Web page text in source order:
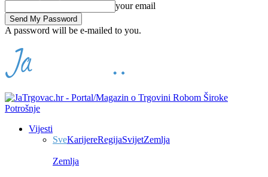
your email
A password will be e-mailed to you.
Vijesti
SveKarijereRegijaSvijetZemlja
Zemlja